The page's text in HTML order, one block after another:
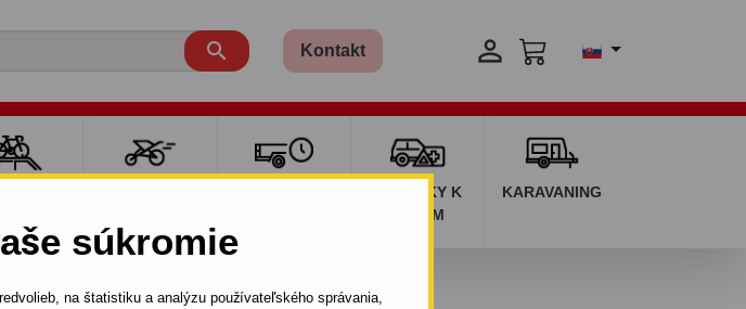
súkromie
na štatistiku a analýzu používateľského správania,
 Kontakt 
DOPLNKY K
AUTÁM
KARAVANING